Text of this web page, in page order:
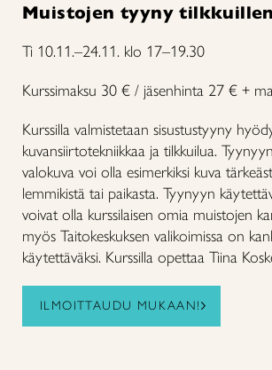
Muistojen tyyny tilkkuillen
Ti 10.11.–24.11. klo 17–19.30
Kurssimaksu 30 € / jäsenhinta 27 € +
Kurssilla valmistetaan sisustustyyny
kuvansiirtotekniikkaa ja tilkkuilua.
valokuva voi olla esimerkiksi kuva
lemmikistä tai paikasta. Tyynyyn
voivat olla kurssilaisen omia muistojen
myös Taitokeskuksen valikoimissa on
käytettäväksi. Kurssilla opettaa Tiina
ILMOITTAUDU MUKAAN!